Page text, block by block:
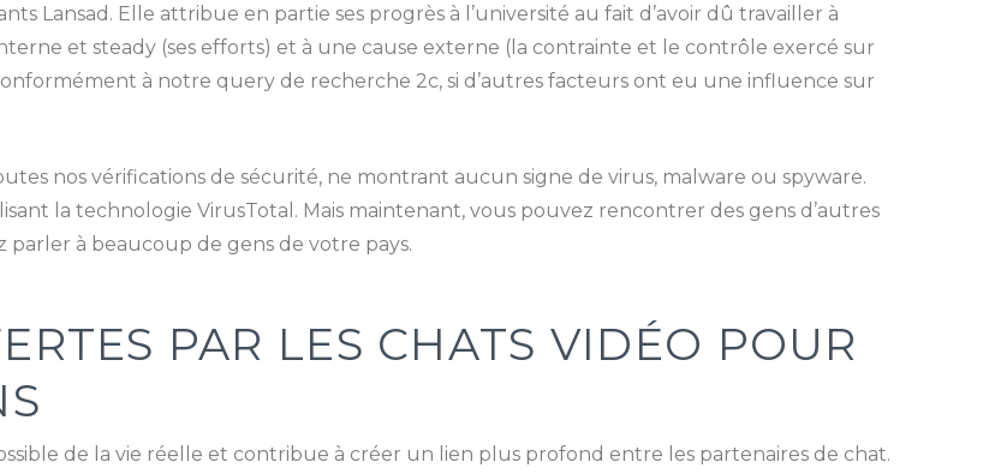
Lansad. Elle attribue en partie ses progrès à l’université au fait d’avoir dû travailler à
et steady (ses efforts) et à une cause externe (la contrainte et le contrôle exercé sur
à notre query de recherche 2c, si d’autres facteurs ont eu une influence sur
nos vérifications de sécurité, ne montrant aucun signe de virus, malware ou spyware.
la technologie VirusTotal. Mais maintenant, vous pouvez rencontrer des gens d’autres
parler à beaucoup de gens de votre pays.
PAR LES CHATS VIDÉO POUR
de la vie réelle et contribue à créer un lien plus profond entre les partenaires de chat.